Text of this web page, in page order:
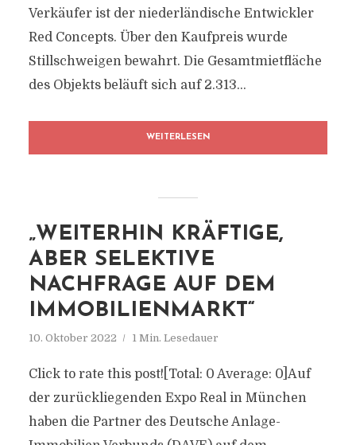
Verkäufer ist der niederländische Entwickler
Red Concepts. Über den Kaufpreis wurde
Stillschweigen bewahrt. Die Gesamtmietfläche
des Objekts beläuft sich auf 2.313...
WEITERLESEN
„WEITERHIN KRÄFTIGE,
ABER SELEKTIVE
NACHFRAGE AUF DEM
IMMOBILIENMARKT“
10. Oktober 2022 1 Min. Lesedauer
Click to rate this post![Total: 0 Average: 0]Auf
der zurückliegenden Expo Real in München
haben die Partner des Deutsche Anlage-